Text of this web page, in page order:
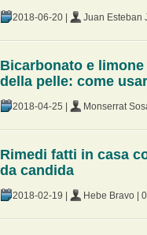
2018-06-20 Juan Esteban
Bicarbonato e
della pelle: come
2018-04-25 Monserrat
Rimedi fatti in casa
da candida
2018-02-19 Hebe Bravo 0